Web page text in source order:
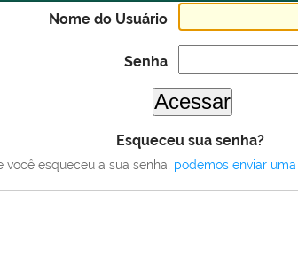
Nome do Usuário
Senha
Esqueceu sua senha?
você esqueceu a sua senha, podemos enviar